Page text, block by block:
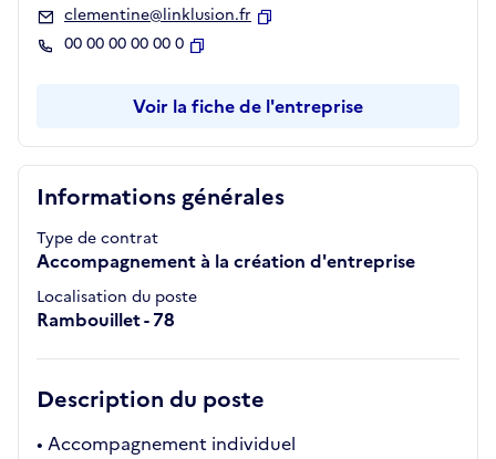
Informations générales
Type de contrat
Accompagnement à la création d'entreprise
Localisation du poste
Rambouillet - 78
Description du poste
• Accompagnement individuel
clementine@linklusion.fr
00 00 00 00 00 0
Voir la fiche de l'entreprise